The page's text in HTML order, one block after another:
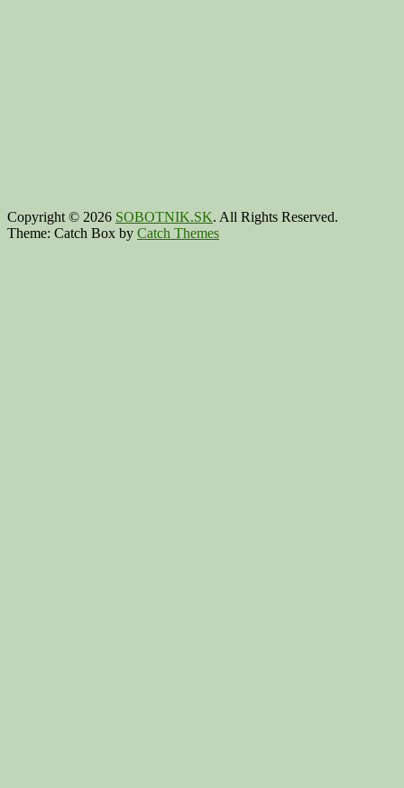
Copyright © 2026 SOBOTNIK.SK. All Rights Reserved.
Theme: Catch Box by Catch Themes